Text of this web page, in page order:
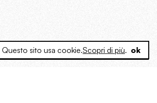
Questo sito usa cookie.Scopri di più. ok